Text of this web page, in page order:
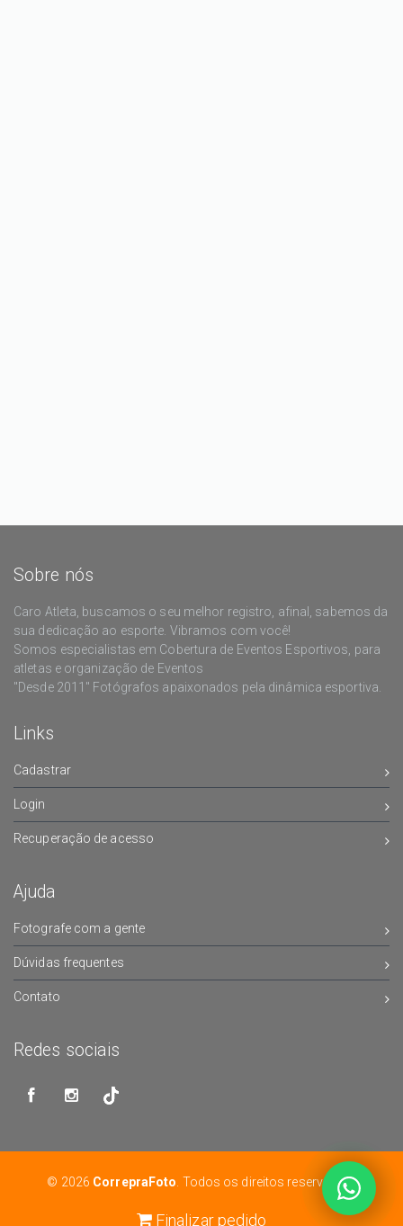
Finalizar pedido
Sobre nós
Caro Atleta, buscamos o seu melhor registro, afinal, sabemos da
sua dedicação ao esporte. Vibramos com você!
Somos especialistas em Cobertura de Eventos Esportivos, para
atletas e organização de Eventos
"Desde 2011" Fotógrafos apaixonados pela dinâmica esportiva.
Links
Cadastrar
Login
Recuperação de acesso
Ajuda
Fotografe com a gente
Dúvidas frequentes
Contato
Redes sociais
© 2026 CorrepraFoto . Todos os direitos reservados.